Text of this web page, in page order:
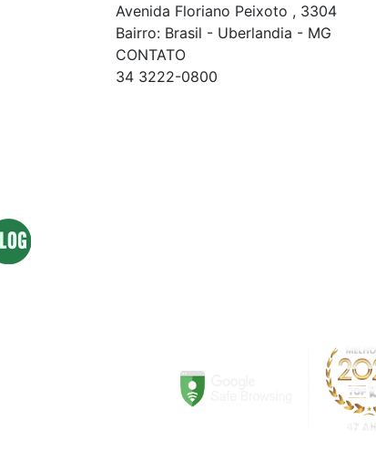
Avenida Floriano Peixoto , 3304
Bairro: Brasil - Uberlandia - MG
CONTATO
34 3222-0800